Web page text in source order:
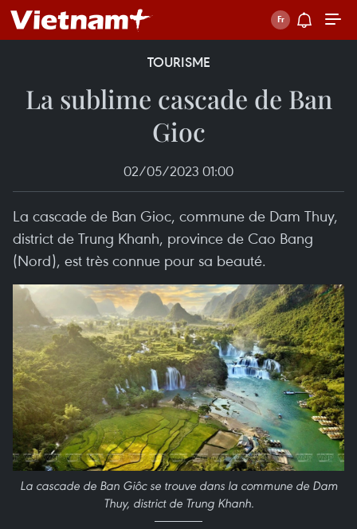
TOURISME
La sublime cascade de Ban
Gioc
02/05/2023 01:00
La cascade de Ban Gioc, commune de Dam Thuy,
district de Trung Khanh, province de Cao Bang
(Nord), est très connue pour sa beauté.
La cascade de Ban Giôc se trouve dans la commune de Dam
Thuy, district de Trung Khanh.